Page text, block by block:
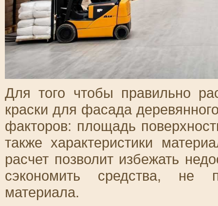
Для того чтобы правильно
краски для фасада
факторов: площадь
также характеристики
расчет позволит избежать
сэкономить средства, не
материала.